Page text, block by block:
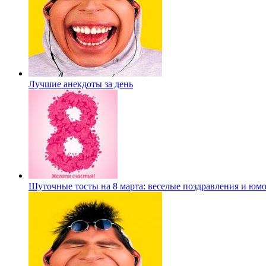
Лучшие анекдоты за день
Шуточные тосты на 8 марта: веселые поздравления и